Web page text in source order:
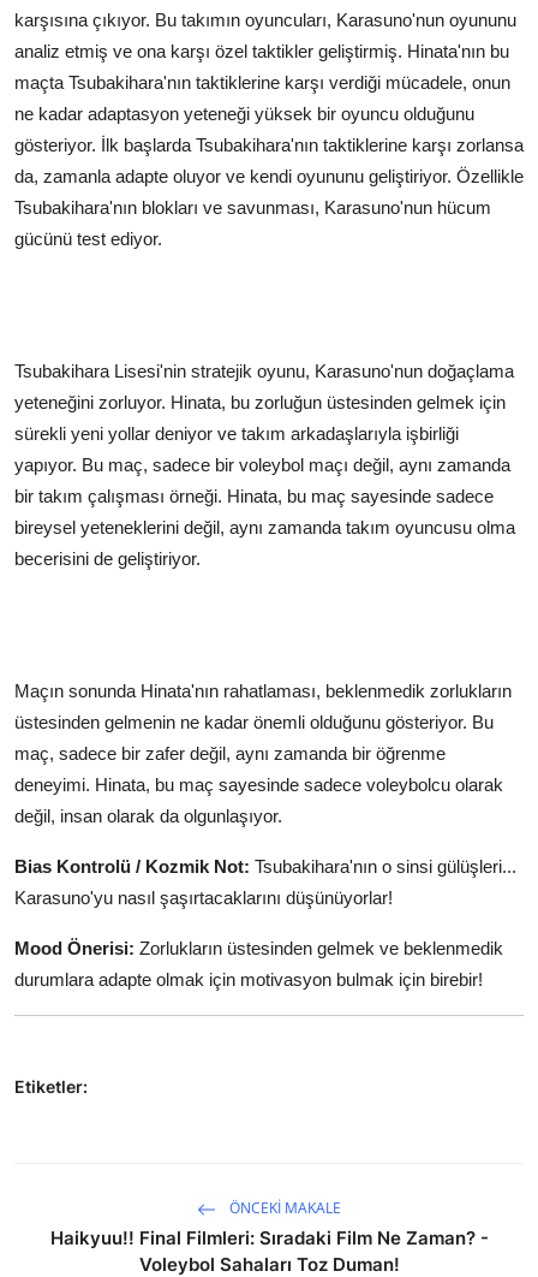
karşısına çıkıyor. Bu takımın oyuncuları, Karasuno'nun oyununu
analiz etmiş ve ona karşı özel taktikler geliştirmiş. Hinata'nın bu
maçta Tsubakihara'nın taktiklerine karşı verdiği mücadele, onun
ne kadar adaptasyon yeteneği yüksek bir oyuncu olduğunu
gösteriyor. İlk başlarda Tsubakihara'nın taktiklerine karşı zorlansa
da, zamanla adapte oluyor ve kendi oyununu geliştiriyor. Özellikle
Tsubakihara'nın blokları ve savunması, Karasuno'nun hücum
gücünü test ediyor.
Tsubakihara Lisesi'nin stratejik oyunu, Karasuno'nun doğaçlama
yeteneğini zorluyor. Hinata, bu zorluğun üstesinden gelmek için
sürekli yeni yollar deniyor ve takım arkadaşlarıyla işbirliği
yapıyor. Bu maç, sadece bir voleybol maçı değil, aynı zamanda
bir takım çalışması örneği. Hinata, bu maç sayesinde sadece
bireysel yeteneklerini değil, aynı zamanda takım oyuncusu olma
becerisini de geliştiriyor.
Maçın sonunda Hinata'nın rahatlaması, beklenmedik zorlukların
üstesinden gelmenin ne kadar önemli olduğunu gösteriyor. Bu
maç, sadece bir zafer değil, aynı zamanda bir öğrenme
deneyimi. Hinata, bu maç sayesinde sadece voleybolcu olarak
değil, insan olarak da olgunlaşıyor.
Bias Kontrolü / Kozmik Not: Tsubakihara'nın o sinsi gülüşleri...
Karasuno'yu nasıl şaşırtacaklarını düşünüyorlar!
Mood Önerisi: Zorlukların üstesinden gelmek ve beklenmedik
durumlara adapte olmak için motivasyon bulmak için birebir!
Etiketler:
ÖNCEKI MAKALE
Haikyuu!! Final Filmleri: Sıradaki Film Ne Zaman? -
Voleybol Sahaları Toz Duman!